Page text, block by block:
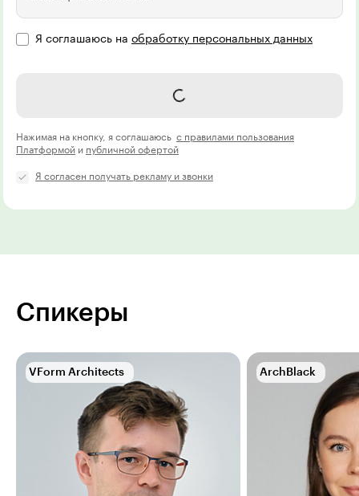
Я соглашаюсь на обработку персональных данных
Записаться на курс
Нажимая на кнопку, я соглашаюсь с правилами пользования
Платформой и публичной офертой
Я согласен получать рекламу и звонки
Спикеры
VForm Architects ArchBlack